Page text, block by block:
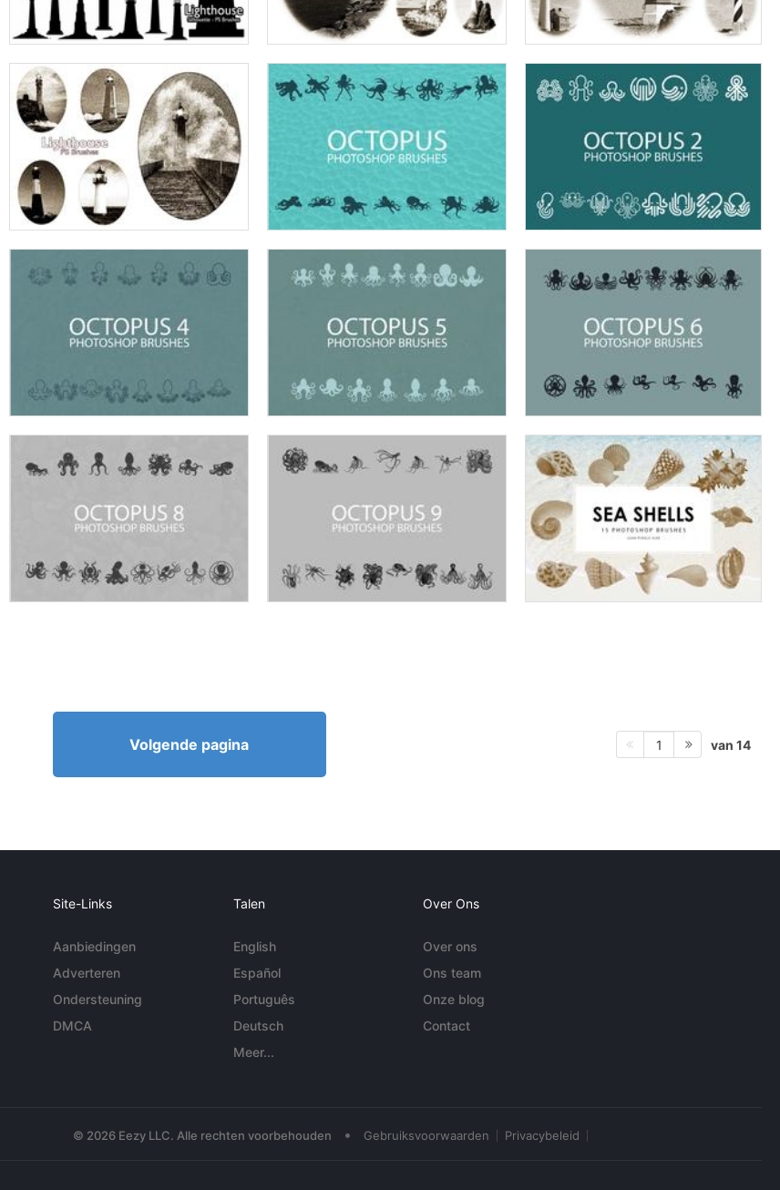
Volgende pagina 1 van 14
Site-Links
Aanbiedingen
Adverteren
Ondersteuning
DMCA
Talen
English
Español
Português
Deutsch
Meer...
Over Ons
Over ons
Ons team
Onze blog
Contact
© 2026 Eezy LLC. Alle rechten voorbehouden • Gebruiksvoorwaarden Privacybeleid